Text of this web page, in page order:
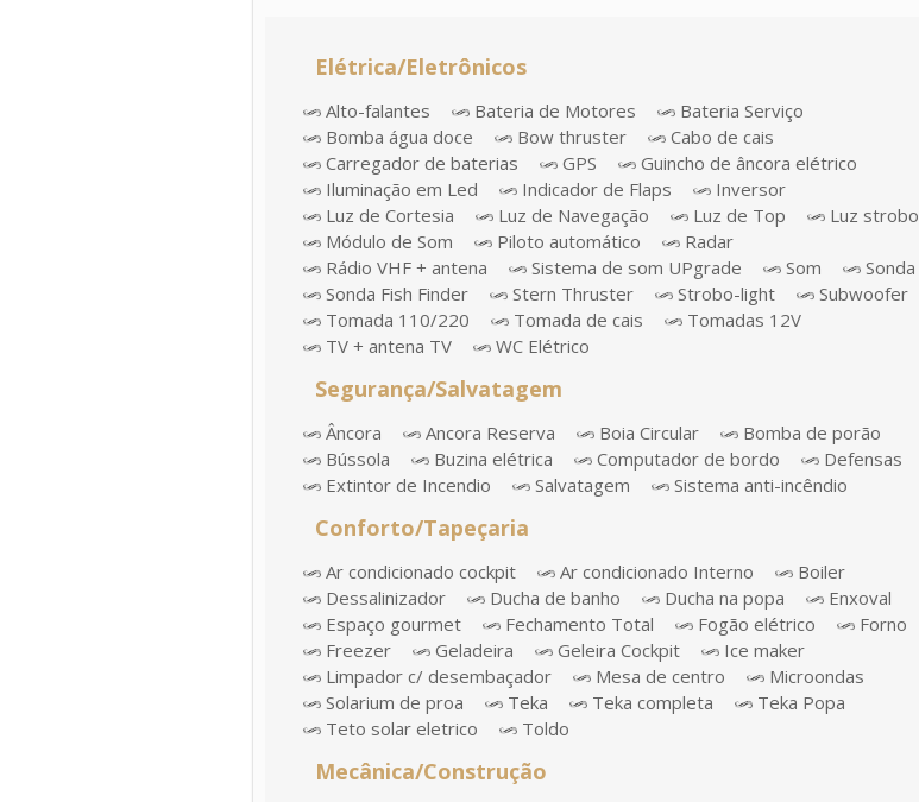
Elétrica/Eletrônicos
Alto-falantes Bateria de Motores
Bateria Serviço
Bomba água doce
Bow thruster
Cabo de cais
Carregador de baterias
GPS
Guincho de âncora elétrico
Iluminação em Led
Indicador de Flaps
Inversor
Luz de Cortesia
Luz de Navegação Luz de Top
Luz strobo
Módulo de Som
Piloto automático
Radar
Rádio VHF + antena
Sistema de som UPgrade Som
Sonda
Sonda Fish Finder
Stern Thruster Strobo-light
Subwoofer
Tomada 110/220
Tomada de cais
Tomadas 12V
TV + antena TV
WC Elétrico
Segurança/Salvatagem
Âncora Ancora Reserva Boia Circular
Bomba de porão
Bússola
Buzina elétrica Computador de bordo
Defensas
Extintor de Incendio
Salvatagem Sistema anti-incêndio
Conforto/Tapeçaria
Ar condicionado cockpit Ar condicionado Interno
Boiler
Dessalinizador
Ducha de banho Ducha na popa
Enxoval
Espaço gourmet
Fechamento Total Fogão elétrico
Forno
Freezer
Geladeira Geleira Cockpit
Ice maker
Limpador c/ desembaçador
Mesa de centro
Microondas
Solarium de proa
Teka Teka completa
Teka Popa
Teto solar eletrico
Toldo
Mecânica/Construção